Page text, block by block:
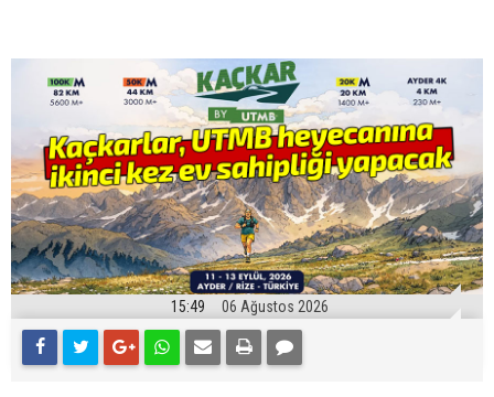
15:49 06 Ağustos 2026